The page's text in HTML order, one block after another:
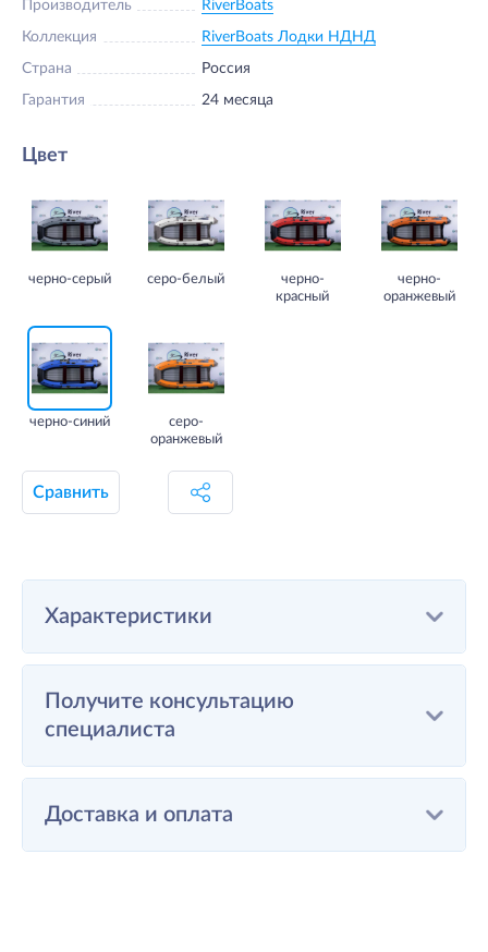
Производитель RiverBoats
Коллекция RiverBoats Лодки НДНД
Страна Россия
Гарантия 24 месяца
Цвет
черно-серый серо-белый
черно-
красный
черно-
оранжевый
черно-синий
серо-
оранжевый
Сравнить
Характеристики
Получите консультацию
специалиста
Доставка и оплата